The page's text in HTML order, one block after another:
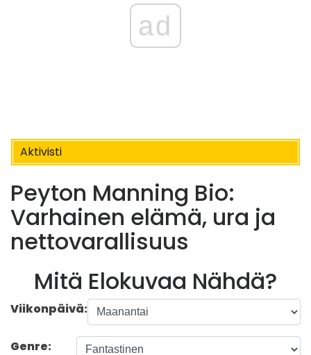
ad
Aktivisti
Peyton Manning Bio:
Varhainen elämä, ura ja
nettovarallisuus
Mitä Elokuvaa Nähdä?
Viikonpäivä:
Genre: